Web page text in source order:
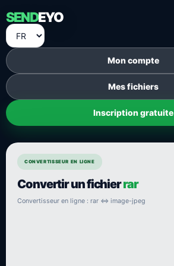
SENDEYO
Mon compte
Mes fichiers
Inscription gratuite
CONVERTISSEUR EN LIGNE
Convertir un fichierrar
Convertisseur en ligne : rar ⇔ image-jpeg